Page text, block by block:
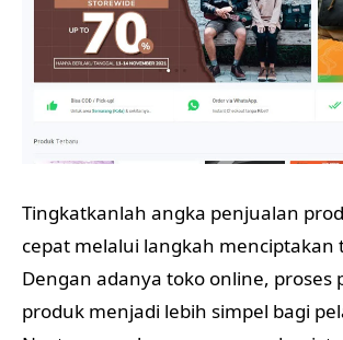
Tingkatkanlah angka penjualan
cepat melalui langkah menciptakan
Dengan adanya toko online, proses
produk menjadi lebih simpel bagi